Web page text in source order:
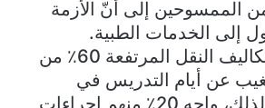
أشار 99٪ من الممسوحين إلى أنّ الأزمة
إلى الخدمات الطبية.
إلى ذلك، أجبرت تكاليف النقل المرتفعة 60٪ من
عن أيام التدريس في
المدرسة. ونتيجة لذلك، واجه 20٪ منهم إجراءات